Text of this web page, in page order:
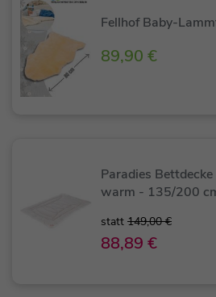
Fellhof Baby-
89,90 €
Paradies
warm - 135/200
statt 149,00 €
88,89 €